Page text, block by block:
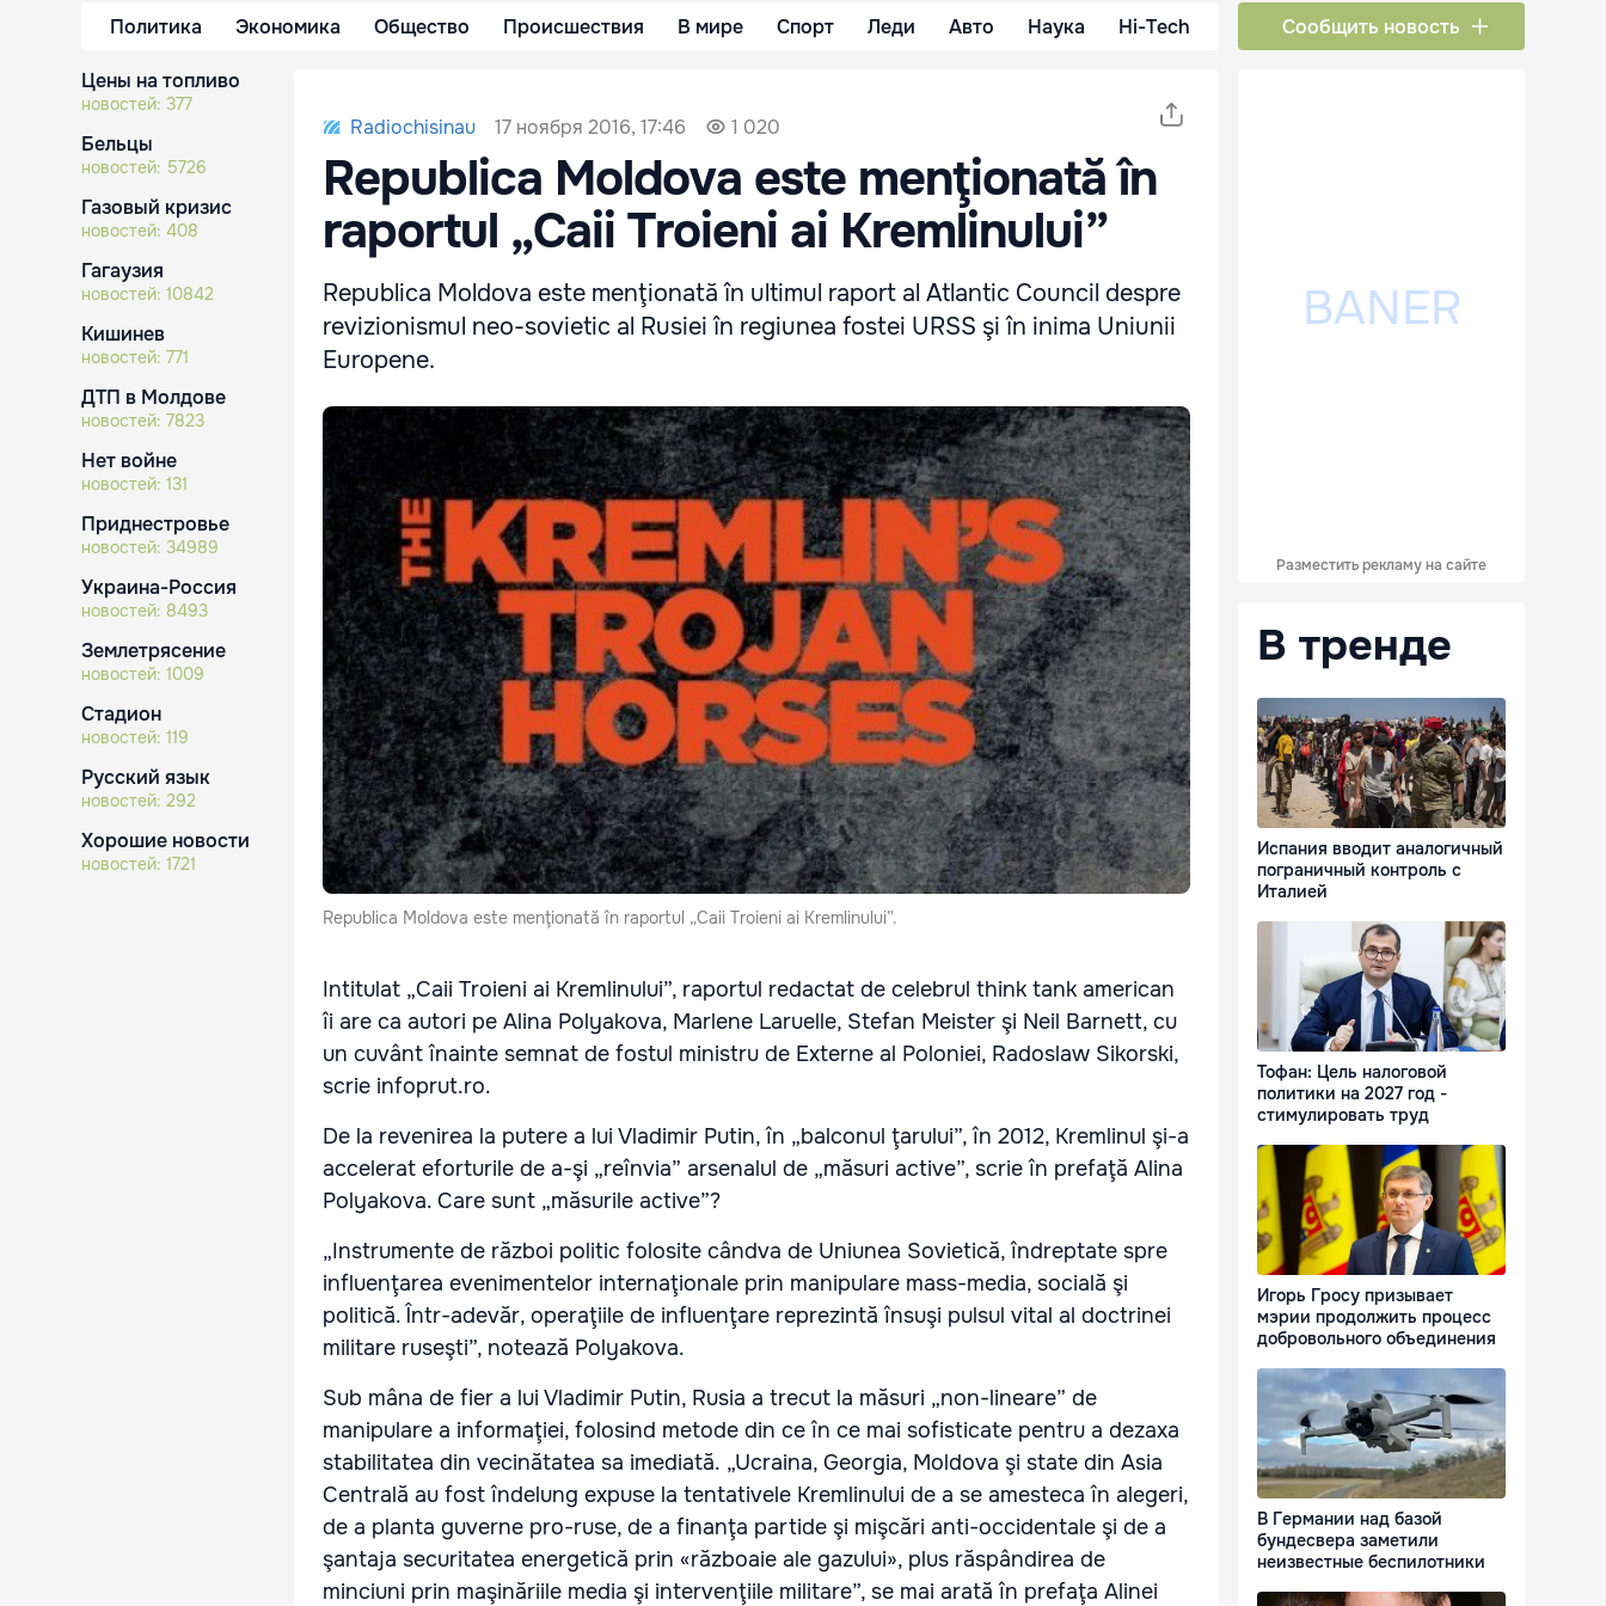
Политика Экономика Общество Происшествия В мире Спорт Леди Авто Наука Hi-Tech Сообщить новость
Цены на топливо
новостей: 377
Бельцы
новостей: 5726
Газовый кризис
новостей: 408
Гагаузия
новостей: 10842
Кишинев
новостей: 771
ДТП в Молдове
новостей: 7823
Нет войне
новостей: 131
Приднестровье
новостей: 34989
Украина-Россия
новостей: 8493
Землетрясение
новостей: 1009
Стадион
новостей: 119
Русский язык
новостей: 292
Хорошие новости
новостей: 1721
Radiochisinau 17 ноября 2016, 17:46 1 020
Republica Moldova este menţionată în
raportul „Caii Troieni ai Kremlinului”
Republica Moldova este menţionată în ultimul raport al Atlantic Council despre
revizionismul neo-sovietic al Rusiei în regiunea fostei URSS şi în inima Uniunii
Europene.
Republica Moldova este menţionată în raportul „Caii Troieni ai Kremlinului”.
Intitulat „Caii Troieni ai Kremlinului”, raportul redactat de celebrul think tank american
îi are ca autori pe Alina Polyakova, Marlene Laruelle, Stefan Meister şi Neil Barnett, cu
un cuvânt înainte semnat de fostul ministru de Externe al Poloniei, Radoslaw Sikorski,
scrie infoprut.ro.
De la revenirea la putere a lui Vladimir Putin, în „balconul ţarului”, în 2012, Kremlinul şi-a
accelerat eforturile de a-şi „reînvia” arsenalul de „măsuri active”, scrie în prefaţă Alina
Polyakova. Care sunt „măsurile active”?
„Instrumente de război politic folosite cândva de Uniunea Sovietică, îndreptate spre
influenţarea evenimentelor internaţionale prin manipulare mass-media, socială şi
politică. Într-adevăr, operaţiile de influenţare reprezintă însuşi pulsul vital al doctrinei
militare ruseşti”, notează Polyakova.
Sub mâna de fier a lui Vladimir Putin, Rusia a trecut la măsuri „non-lineare” de
manipulare a informaţiei, folosind metode din ce în ce mai sofisticate pentru a dezaxa
stabilitatea din vecinătatea sa imediată. „Ucraina, Georgia, Moldova şi state din Asia
Centrală au fost îndelung expuse la tentativele Kremlinului de a se amesteca în alegeri,
de a planta guverne pro-ruse, de a finanţa partide şi mişcări anti-occidentale şi de a
şantaja securitatea energetică prin «războaie ale gazului», plus răspândirea de
minciuni prin maşinăriile media şi intervenţiile militare”, se mai arată în prefaţa Alinei
Разместить рекламу на сайте
В тренде
Испания вводит аналогичный
пограничный контроль с
Италией
Тофан: Цель налоговой
политики на 2027 год -
стимулировать труд
Игорь Гросу призывает
мэрии продолжить процесс
добровольного объединения
В Германии над базой
бундесвера заметили
неизвестные беспилотники